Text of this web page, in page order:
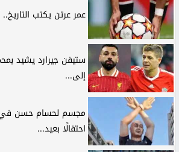
عمر عرتن يكتب
ستيفن جيرارد يشيد
إلى...
مجسم لحسام حسن في
احتفالًا بعيد...